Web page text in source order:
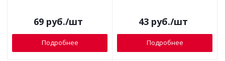
69руб./шт
Подробнее
43руб./шт
Подробнее